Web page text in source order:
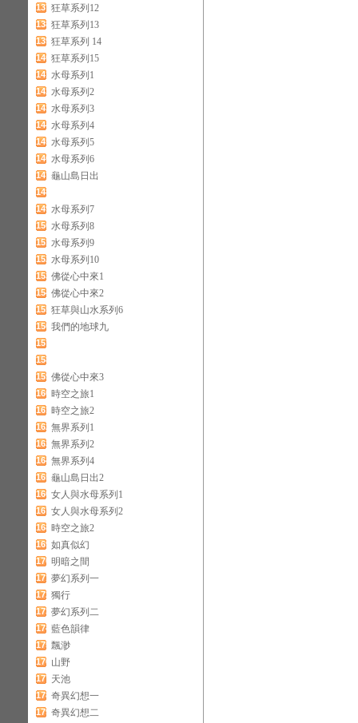
137 狂草系列12
138 狂草系列13
139 狂草系列 14
140 狂草系列15
141 水母系列1
142 水母系列2
143 水母系列3
144 水母系列4
145 水母系列5
146 水母系列6
147 龜山島日出
148
149 水母系列7
150 水母系列8
151 水母系列9
152 水母系列10
153 佛從心中來1
154 佛從心中來2
155 狂草與山水系列6
156 我們的地球九
157
158
159 佛從心中來3
160 時空之旅1
161 時空之旅2
162 無界系列1
163 無界系列2
164 無界系列4
165 龜山島日出2
166 女人與水母系列1
167 女人與水母系列2
168 時空之旅2
169 如真似幻
170 明暗之間
171 夢幻系列一
172 獨行
173 夢幻系列二
174 藍色韻律
175 飄渺
176 山野
177 天池
178 奇異幻想一
179 奇異幻想二